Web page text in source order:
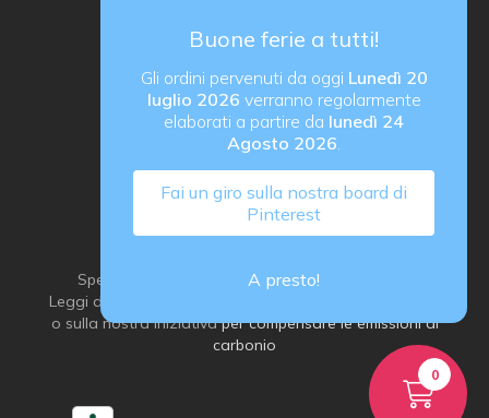
Buone ferie a tutti!
Gli ordini pervenuti da oggi Lunedì 20
luglio 2026 verranno regolarmente
elaborati a partire da lunedì 24
Agosto 2026.
Fai un giro sulla nostra board di
Pinterest
A presto!
via G. Ungaretti 14, 24040 Verdellino (BG) Italy
P. IVA IT03184540163
Spediamo con grande attenzione all’ambiente:
Leggi di più sulla
o sulla nostra iniziativaper compensare le emissioni di
carbonio
0